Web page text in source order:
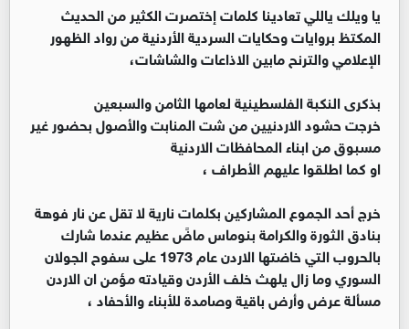
يا ويلك ياللي تعادينا كلمات إختصرت الكثير من الحديث
المكتظ بروايات وحكايات السردية الأردنية من رواد الظهور
الإعلامي والترنح مابين الاذاعات والشاشات،
بذكرى النكبة الفلسطينية لعامها الثامن والسبعين
خرجت حشود الاردنيين من شت المنابت والأصول بحضور غير
مسبوق من ابناء المحافظات الاردنية
او كما اطلقوا عليهم الأطراف ،
خرج أحد الجموع المشاركين بكلمات نارية لا تقل عن نار فوهة
بنادق الثورة والكرامة بنوماس ماضً عظيم عندما شارك
بالحروب التي خاضتها الاردن عام 1973 على سفوح الجولان
السوري وما زال يلهث خلف الأردن وقيادته مؤمن ان الاردن
مسألة عرض وأرض باقية وصامدة للأبناء والأحفاد ،